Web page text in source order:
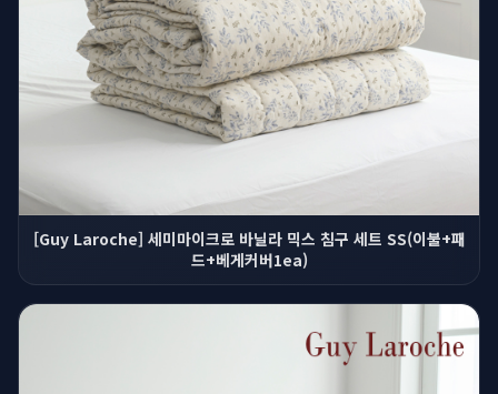
[Guy Laroche] 세미마이크로 바닐라 믹스 침구 세트 SS(이불+패
드+베게커버1ea)